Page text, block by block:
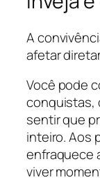
A
afetar
Você pode
conquistas,
sentir que
inteiro. Aos
enfraquece
viver